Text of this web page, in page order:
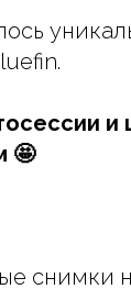
и
🤩
снимки